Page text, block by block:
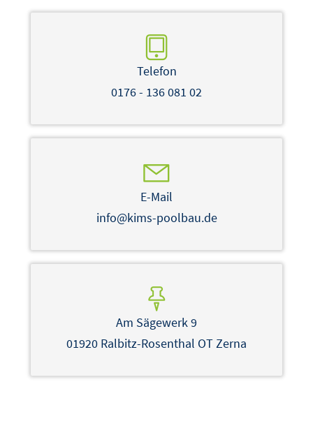
Telefon
0176 - 136 081 02
E-Mail
info@kims-poolbau.de
Am Sägewerk 9
01920 Ralbitz-Rosenthal OT Zerna